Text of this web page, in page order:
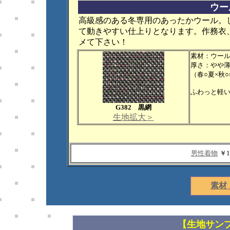
ウ
高級感のある冬専用のあったかウール
て動きやすい仕上りとなります。作務
メて下さい！
G382 黒網
生地拡大＞
素材：ウー
厚さ：やや
（春○夏×秋
ふわっと軽
男性着物 ￥
素材
【生地サ